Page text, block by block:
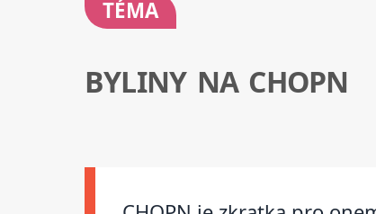
TÉMA
BYLINY NA CHOPN